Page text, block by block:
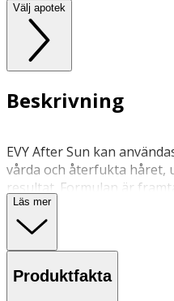
Välj apotek
Beskrivning
EVY After Sun kan
vårda och återfukta håret,
resultat. Formulan är
vera, melon och gingko
svalkande och lugnande
Formulan är även berikad
silkesextrakt och kollagen.
Läs mer
Produktfakta